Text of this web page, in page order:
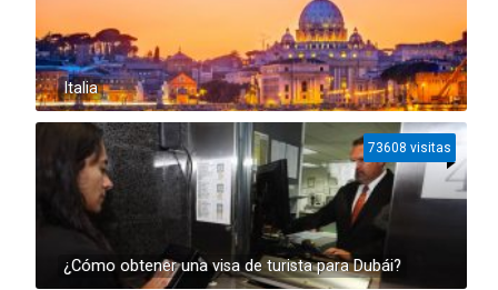
Italia
¿Cómo obtener una visa de turista para Dubái?
73608 visitas